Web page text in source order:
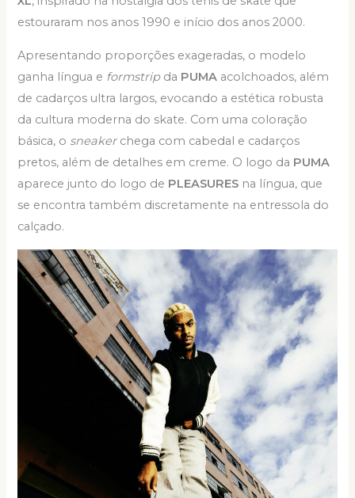
estouraram nos anos 1990 e início dos anos 2000.
Apresentando proporções exageradas, o modelo
ganha língua e formstripda PUMA acolchoados, além
de cadarços ultra largos, evocando a estética robusta
da cultura moderna do skate. Com uma coloração
básica, o sneakerchega com cabedal e cadarços
pretos, além de detalhes em creme. O logo da PUMA
aparece junto do logo de PLEASURES na língua, que
se encontra também discretamente na entressola do
calçado.